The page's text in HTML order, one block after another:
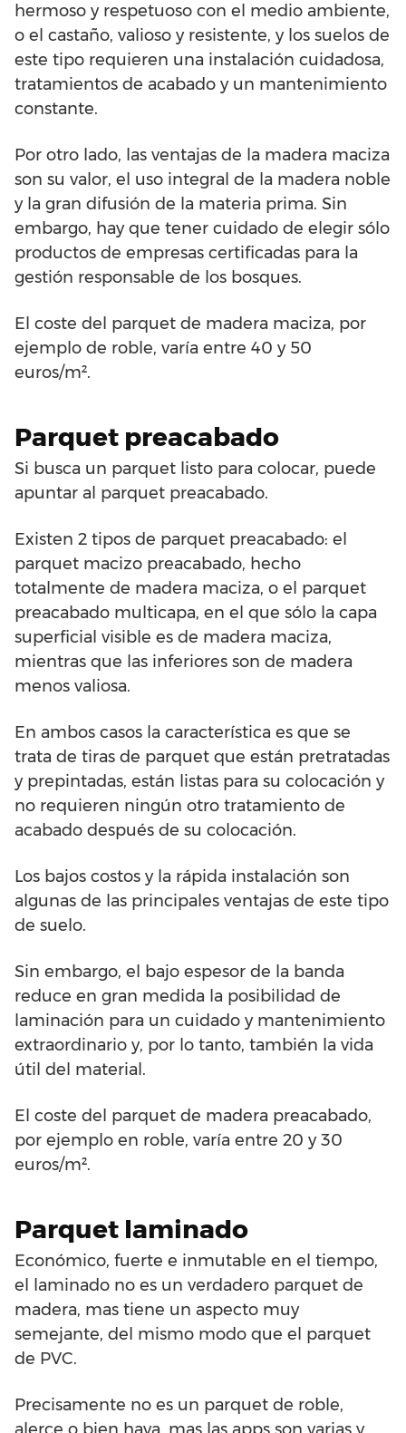
hermoso y respetuoso con el medio ambiente,
o el castaño, valioso y resistente, y los suelos de
este tipo requieren una instalación cuidadosa,
tratamientos de acabado y un mantenimiento
constante.
Por otro lado, las ventajas de la madera maciza
son su valor, el uso integral de la madera noble
y la gran difusión de la materia prima. Sin
embargo, hay que tener cuidado de elegir sólo
productos de empresas certificadas para la
gestión responsable de los bosques.
El coste del parquet de madera maciza, por
ejemplo de roble, varía entre 40 y 50
euros/m².
Parquet preacabado
Si busca un parquet listo para colocar, puede
apuntar al parquet preacabado.
Existen 2 tipos de parquet preacabado: el
parquet macizo preacabado, hecho
totalmente de madera maciza, o el parquet
preacabado multicapa, en el que sólo la capa
superficial visible es de madera maciza,
mientras que las inferiores son de madera
menos valiosa.
En ambos casos la característica es que se
trata de tiras de parquet que están pretratadas
y prepintadas, están listas para su colocación y
no requieren ningún otro tratamiento de
acabado después de su colocación.
Los bajos costos y la rápida instalación son
algunas de las principales ventajas de este tipo
de suelo.
Sin embargo, el bajo espesor de la banda
reduce en gran medida la posibilidad de
laminación para un cuidado y mantenimiento
extraordinario y, por lo tanto, también la vida
útil del material.
El coste del parquet de madera preacabado,
por ejemplo en roble, varía entre 20 y 30
euros/m².
Parquet laminado
Económico, fuerte e inmutable en el tiempo,
el laminado no es un verdadero parquet de
madera, mas tiene un aspecto muy
semejante, del mismo modo que el parquet
de PVC.
Precisamente no es un parquet de roble,